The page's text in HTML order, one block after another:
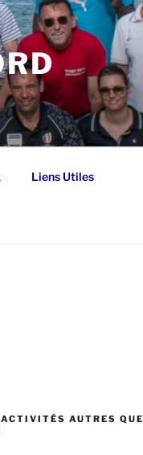
Liens Utiles
AUTRES QUE